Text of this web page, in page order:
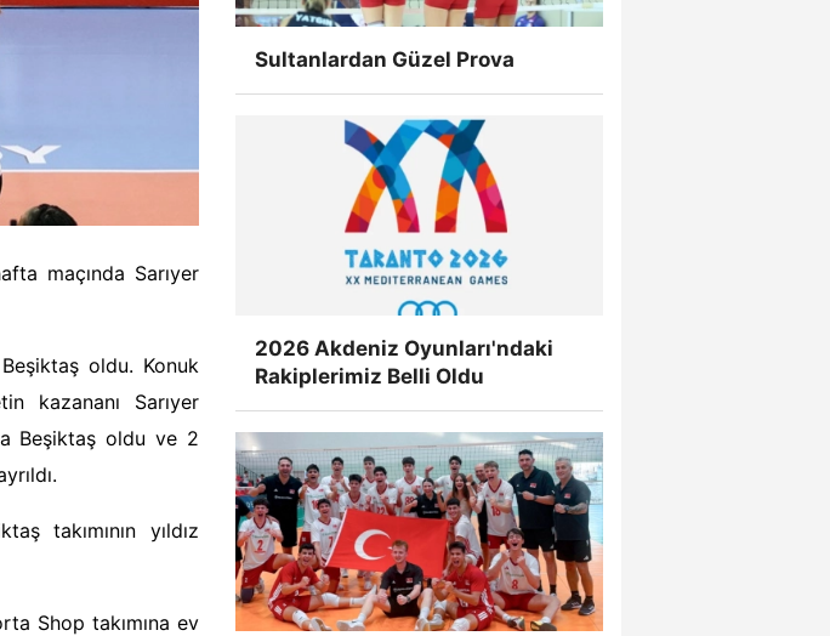
maçında Sarıyer
oldu. Konuk
kazananı Sarıyer
Beşiktaş oldu ve 2
takımının yıldız
Shop takımına ev
Sultanlardan Güzel Prova
2026 Akdeniz Oyunları'ndaki
Rakiplerimiz Belli Oldu